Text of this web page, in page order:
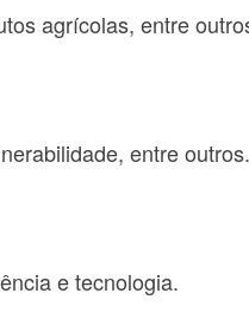
agrícolas, entre
entre outros.
e tecnologia.